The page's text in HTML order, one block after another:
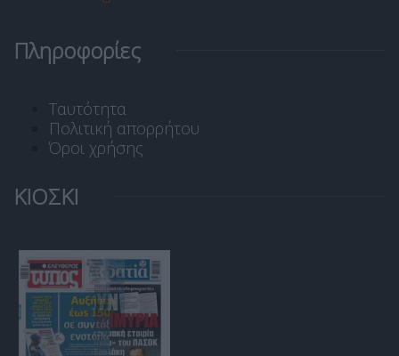
Πληροφορίες
Ταυτότητα
Πολιτική απορρήτου
Όροι χρήσης
ΚΙΟΣΚΙ